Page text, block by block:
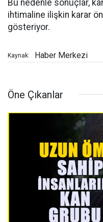
Bu nedenle sonuçlar,
ihtimaline ilişkin karar
gösteriyor.
Kaynak: Haber Merkezi
Öne Çıkanlar